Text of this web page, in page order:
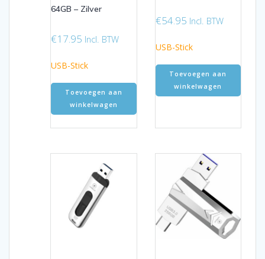
64GB – Zilver
€17.95 Incl. BTW
USB-Stick
Toevoegen aan
winkelwagen
€54.95 Incl. BTW
USB-Stick
Toevoegen aan
winkelwagen